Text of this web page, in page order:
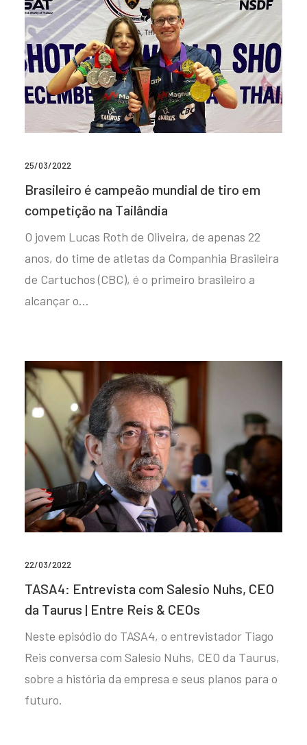
25/03/2022
Brasileiro é campeão mundial de tiro em
competição na Tailândia
O jovem Lucas Roth de Oliveira, de apenas 22
anos, do time de atletas da Companhia Brasileira
de Cartuchos (CBC), é o primeiro brasileiro a
alcançar o…
22/03/2022
TASA4: Entrevista com Salesio Nuhs, CEO
da Taurus | Entre Reis & CEOs
Neste episódio do TASA4, o entrevistador Tiago
Reis conversa com Salesio Nuhs, CEO da Taurus,
sobre a história da empresa e seus planos para o
futuro.